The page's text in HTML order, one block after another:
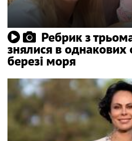
Ребрик з
знялися в однакових
березі моря